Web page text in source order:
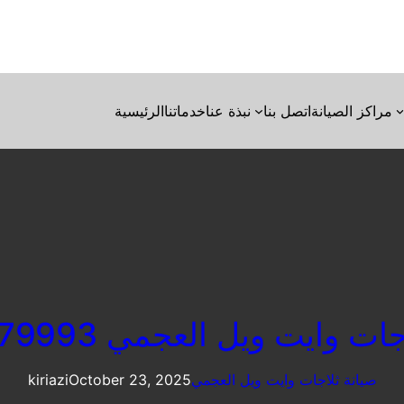
الرئيسيةخدماتنانبذة عنا اتصل بنامراكز الصيانة
وايت ويل العجمي 01223179993
kiriaziOctober 23, 2025صيانة ثلاجات وايت ويل العجمي